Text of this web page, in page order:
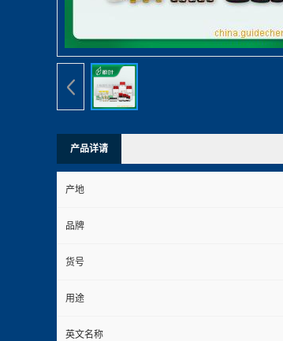
产品详请
产地
品牌
货号
用途
英文名称